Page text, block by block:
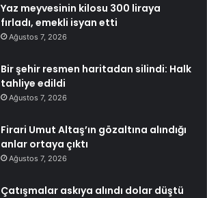
Yaz meyvesinin kilosu 300 liraya
fırladı, emekli isyan etti
Ağustos 7, 2026
Bir şehir resmen haritadan silindi: Halk
tahliye edildi
Ağustos 7, 2026
Firari Umut Altaş’ın gözaltına alındığı
anlar ortaya çıktı
Ağustos 7, 2026
Çatışmalar askıya alındı dolar düştü